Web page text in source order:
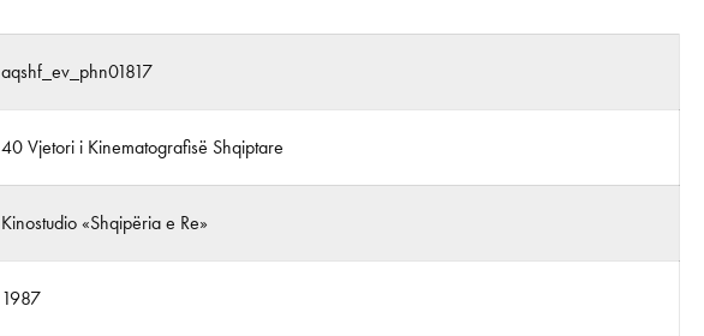
aqshf_ev_phn01817
40 Vjetori i Kinematografisë Shqiptare
Kinostudio «Shqipëria e Re»
1987